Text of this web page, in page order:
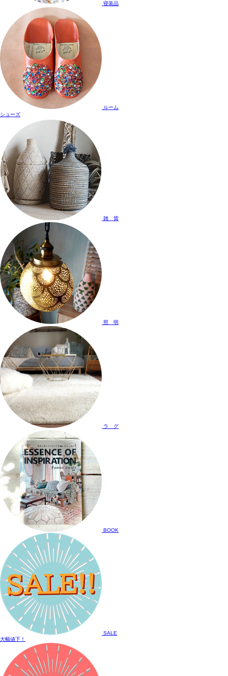
寝装品
ルーム
シューズ
雑 貨
照 明
ラ グ
BOOK
SALE
大幅値下！